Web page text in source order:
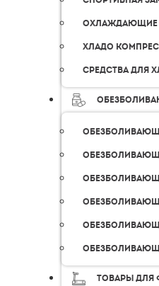
Охлаждающие
Хладо
Средства для
Товары для